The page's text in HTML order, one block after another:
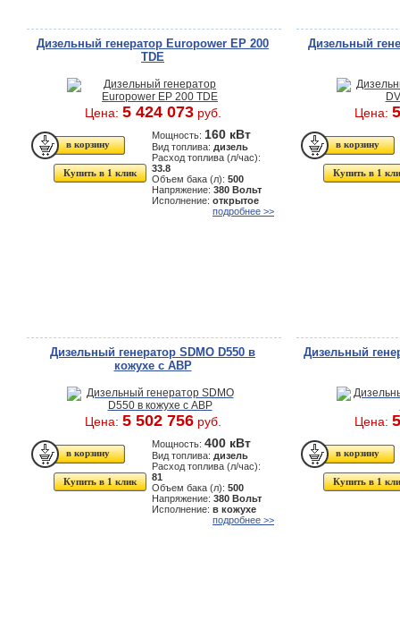
Дизельный генератор Europower EP 200
TDE
Цена: 5 424 073руб.
Купить в 1 клик
Мощность: 160 кВт
Вид топлива: дизель
Расход топлива (л/час):
33.8
Объем бака (л): 500
Напряжение: 380 Вольт
Исполнение: открытое
подробнее >>
Дизельный
Цена:
Купить в 1
Дизельный генератор SDMO D550 в
кожухе с АВР
Цена: 5 502 756руб.
Купить в 1 клик
Мощность: 400 кВт
Вид топлива: дизель
Расход топлива (л/час):
81
Объем бака (л): 500
Напряжение: 380 Вольт
Исполнение: в кожухе
подробнее >>
Дизельный
Цена:
Купить в 1